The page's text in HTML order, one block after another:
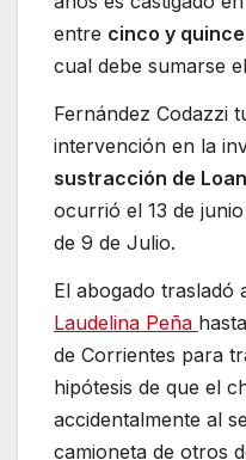
entre cinco y
cual debe sumarse
Fernández Codazzi
intervención en la
sustracción de
ocurrió el 13 de
de 9 de Julio.
El abogado trasladó
Laudelina Peña
de Corrientes para
hipótesis de que el
accidentalmente al
camioneta de otros